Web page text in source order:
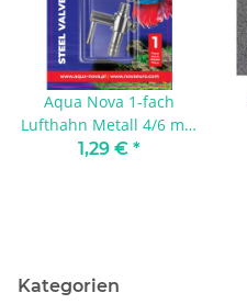
Aqua Nova 1-fach
Lufthahn Metall 4/6 mm
mit Gewinde
1,29 € *
Kategorien